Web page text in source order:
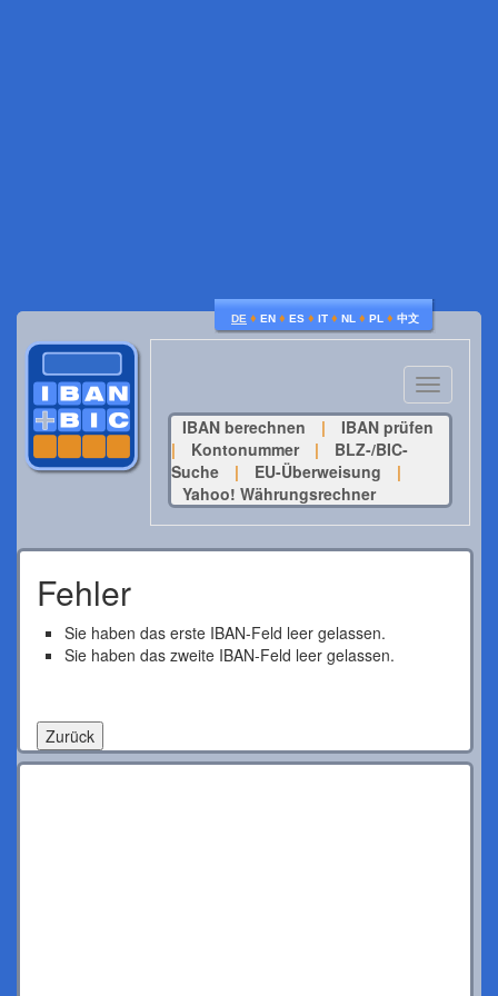
DE ♦ EN ♦ ES ♦ IT ♦ NL ♦ PL ♦ 中文
Toggle
navigation
IBAN berechnen
|
IBAN prüfen
|
Kontonummer |
BLZ-/BIC-
Suche
| EU-Überweisung
|
Yahoo! Währungsrechner
Fehler
Sie haben das erste IBAN-Feld leer gelassen.
Sie haben das zweite IBAN-Feld leer gelassen.